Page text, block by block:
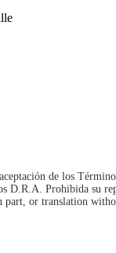
de los
D.R.A. Prohibida su
or translation